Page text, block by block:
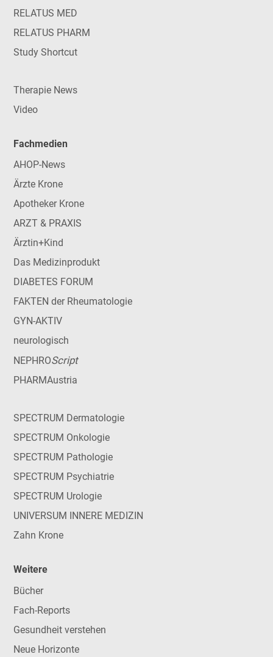
RELATUS MED
RELATUS PHARM
Study Shortcut
Therapie News
Video
Fachmedien
AHOP-News
Ärzte Krone
Apotheker Krone
ARZT & PRAXIS
Ärztin+Kind
Das Medizinprodukt
DIABETES FORUM
FAKTEN der Rheumatologie
GYN-AKTIV
neurologisch
NEPHROScript
PHARMAustria
SPECTRUM Dermatologie
SPECTRUM Onkologie
SPECTRUM Pathologie
SPECTRUM Psychiatrie
SPECTRUM Urologie
UNIVERSUM INNERE MEDIZIN
Zahn Krone
Weitere
Bücher
Fach-Reports
Gesundheit verstehen
Neue Horizonte